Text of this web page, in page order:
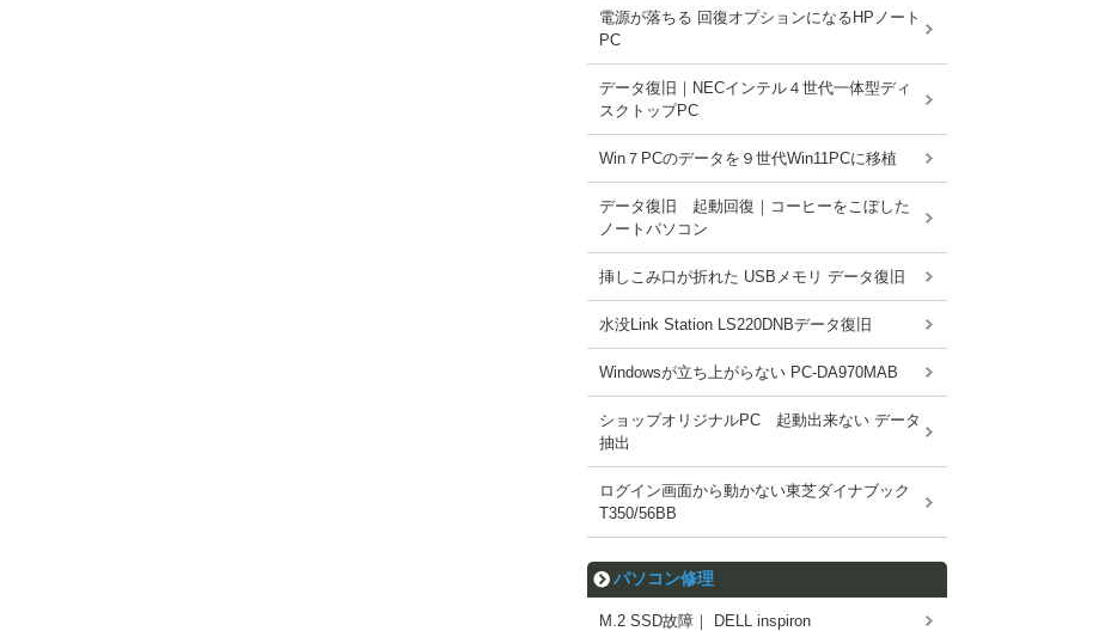
電源が落ちる 回復オプションになるHPノート
PC
データ復旧｜NECインテル４世代一体型ディ
スクトップPC
Win７PCのデータを９世代Win11PCに移植
データ復旧 起動回復｜コーヒーをこぼした
ノートパソコン
挿しこみ口が折れた USBメモリ データ復旧
水没Link Station LS220DNBデータ復旧
Windowsが立ち上がらない PC-DA970MAB
ショップオリジナルPC 起動出来ない データ
抽出
ログイン画面から動かない東芝ダイナブック
T350/56BB
パソコン修理
M.2 SSD故障｜ DELL inspiron